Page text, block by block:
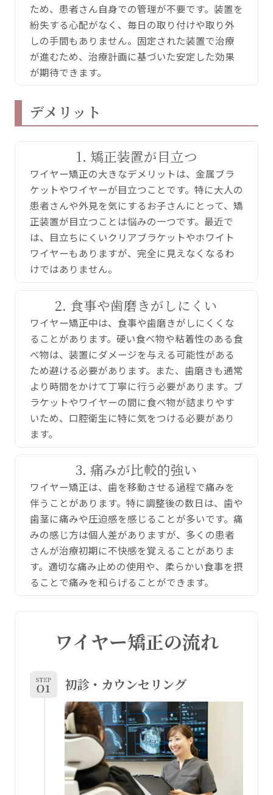
ため、患者さん自身での管理が不要です。装置を
紛失する心配がなく、毎日の取り付けや取り外
しの手間もありません。固定された装置で治療
が進むため、治療計画に基づいた安定した効果
が期待できます。
デメリット
1. 矯正装置が目立つ
ワイヤー矯正の大きなデメリットは、金属ブラ
ケットやワイヤーが目立つことです。特に大人の
患者さんや外見を気にするお子さんにとって、矯
正装置が目立つことは悩みの一つです。最近で
は、目立ちにくいクリアブラケットやホワイト
ワイヤーもありますが、完全に見えなくなるわ
けではありません。
2. 食事や歯磨きがしにくい
ワイヤー矯正中は、食事や歯磨きがしにくくな
ることがあります。硬い食べ物や粘着性のある食
べ物は、装置にダメージを与える可能性がある
ため避ける必要があります。また、歯磨きも通常
より時間をかけて丁寧に行う必要があります。ブ
ラケットやワイヤーの間に食べ物が詰まりやす
いため、口腔衛生に特に気をつける必要があり
ます。
3. 痛みが比較的強い
ワイヤー矯正は、歯を移動させる過程で痛みを
伴うことがあります。特に調整後の数日は、歯や
歯茎に痛みや圧迫感を感じることが多いです。痛
みの感じ方は個人差がありますが、多くの患者
さんが治療初期に不快感を覚えることがありま
す。適切な痛み止めの使用や、柔らかい食事を摂
ることで痛みを和らげることができます。
ワイヤー矯正の流れ
初診・カウンセリング